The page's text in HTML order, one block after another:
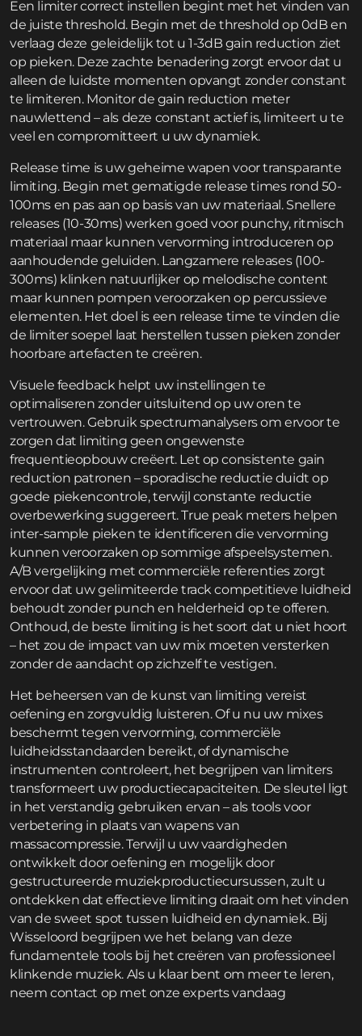
Een limiter correct instellen begint met het vinden van
de juiste threshold. Begin met de threshold op 0dB en
verlaag deze geleidelijk tot u 1-3dB gain reduction ziet
op pieken. Deze zachte benadering zorgt ervoor dat u
alleen de luidste momenten opvangt zonder constant
te limiteren. Monitor de gain reduction meter
nauwlettend – als deze constant actief is, limiteert u te
veel en compromitteert u uw dynamiek.
Release time is uw geheime wapen voor transparante
limiting. Begin met gematigde release times rond 50-
100ms en pas aan op basis van uw materiaal. Snellere
releases (10-30ms) werken goed voor punchy, ritmisch
materiaal maar kunnen vervorming introduceren op
aanhoudende geluiden. Langzamere releases (100-
300ms) klinken natuurlijker op melodische content
maar kunnen pompen veroorzaken op percussieve
elementen. Het doel is een release time te vinden die
de limiter soepel laat herstellen tussen pieken zonder
hoorbare artefacten te creëren.
Visuele feedback helpt uw instellingen te
optimaliseren zonder uitsluitend op uw oren te
vertrouwen. Gebruik spectrumanalysers om ervoor te
zorgen dat limiting geen ongewenste
frequentieopbouw creëert. Let op consistente gain
reduction patronen – sporadische reductie duidt op
goede piekencontrole, terwijl constante reductie
overbewerking suggereert. True peak meters helpen
inter-sample pieken te identificeren die vervorming
kunnen veroorzaken op sommige afspeelsystemen.
A/B vergelijking met commerciële referenties zorgt
ervoor dat uw gelimiteerde track competitieve luidheid
behoudt zonder punch en helderheid op te offeren.
Onthoud, de beste limiting is het soort dat u niet hoort
– het zou de impact van uw mix moeten versterken
zonder de aandacht op zichzelf te vestigen.
Het beheersen van de kunst van limiting vereist
oefening en zorgvuldig luisteren. Of u nu uw mixes
beschermt tegen vervorming, commerciële
luidheidsstandaarden bereikt, of dynamische
instrumenten controleert, het begrijpen van limiters
transformeert uw productiecapaciteiten. De sleutel ligt
in het verstandig gebruiken ervan – als tools voor
verbetering in plaats van wapens van
massacompressie. Terwijl u uw vaardigheden
ontwikkelt door oefening en mogelijk door
gestructureerde muziekproductiecursussen, zult u
ontdekken dat effectieve limiting draait om het vinden
van de sweet spot tussen luidheid en dynamiek. Bij
Wisseloord begrijpen we het belang van deze
fundamentele tools bij het creëren van professioneel
klinkende muziek. Als u klaar bent om meer te leren,
neem contact op met onze experts vandaag